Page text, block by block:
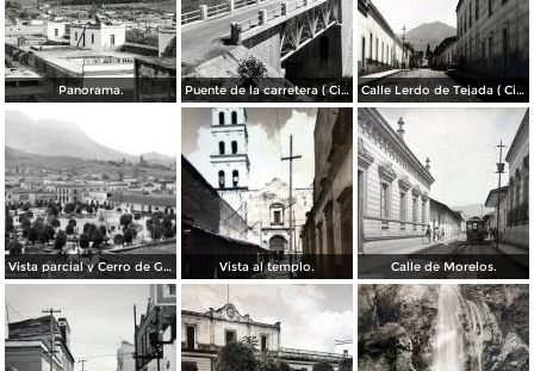
Panorama. Puente de la carretera ( Circulada el 30 de Abril de 1940 ). Calle Lerdo de Tejada ( Circulada el 9 de Marzo de 1937 ).
Vista parcial y Cerro de Guadalupe Vista al templo. Calle de Morelos.